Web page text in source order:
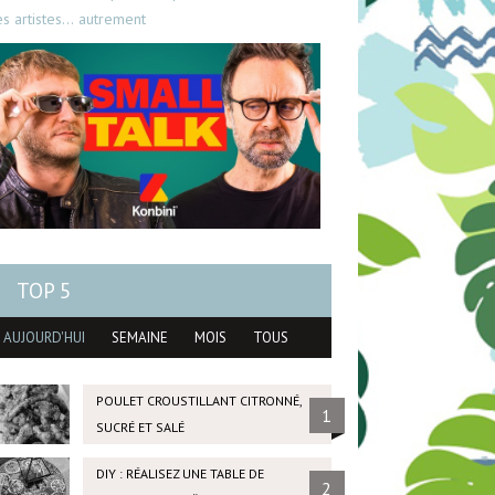
artistes… autrement
TOP 5
AUJOURD'HUI SEMAINE MOIS TOUS
POULET CROUSTILLANT CITRONNÉ,
SUCRÉ ET SALÉ
1
DIY : RÉALISEZ UNE TABLE DE
2